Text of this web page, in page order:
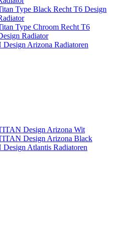
Type Black Recht T6 Design
Type Chroom Recht T6
Radiator
Arizona Radiatoren
Design Arizona Wit
Design Arizona Black
Atlantis Radiatoren